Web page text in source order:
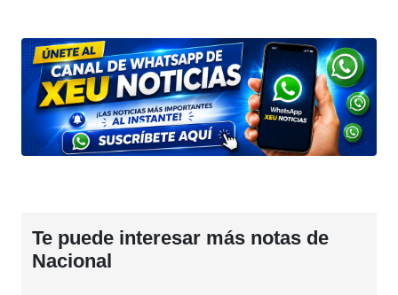
Te puede interesar más notas de
Nacional